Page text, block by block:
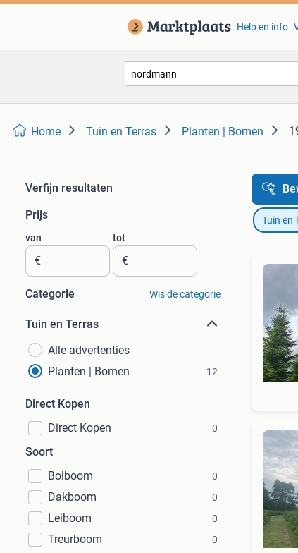
Help en info
Home Tuin en Terras Planten | Bomen
Verfijn resultaten
Prijs
van
€
tot
€
Categorie Wis de categorie
Tuin en Terras
Alle advertenties
Planten | Bomen
12
Direct Kopen
Direct Kopen
0
Soort
Bolboom
0
Dakboom 0
Leiboom 0
Treurboom 0
Tuin en